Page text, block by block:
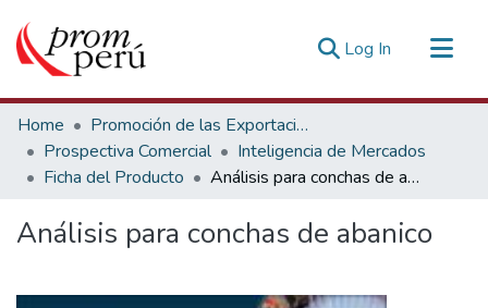
Log In (current)
Communities & Collections
All of DSpace
Statistics
Estadísticas Externas
Home
Promoción de las Exportaciones
Prospectiva Comercial
Inteligencia de Mercados
Ficha del Producto
Análisis para conchas de abanico
Análisis para conchas de abanico